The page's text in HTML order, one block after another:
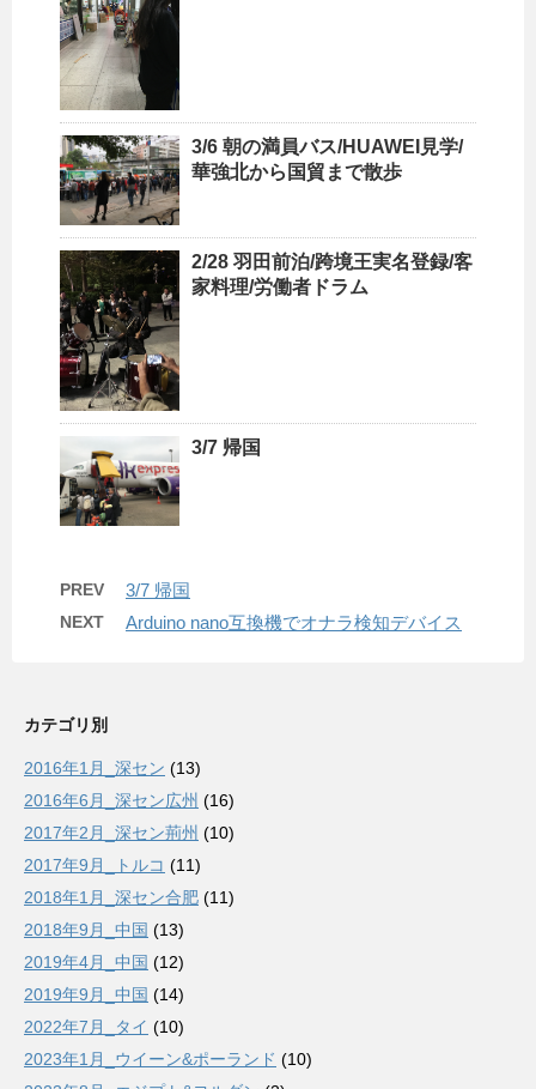
3/6 朝の満員バス/HUAWEI見学/
華強北から国貿まで散歩
2/28 羽田前泊/跨境王実名登録/客
家料理/労働者ドラム
3/7 帰国
PREV 3/7 帰国
NEXT Arduino nano互換機でオナラ検知デバイス
カテゴリ別
2016年1月_深セン (13)
2016年6月_深セン広州 (16)
2017年2月_深セン荊州 (10)
2017年9月_トルコ (11)
2018年1月_深セン合肥 (11)
2018年9月_中国 (13)
2019年4月_中国 (12)
2019年9月_中国 (14)
2022年7月_タイ (10)
2023年1月_ウイーン&ポーランド (10)